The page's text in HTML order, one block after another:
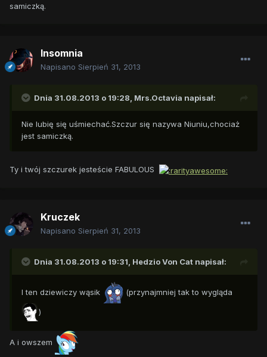
samiczką.
Insomnia
Napisano Sierpień 31, 2013
Dnia 31.08.2013 o 19:28, Mrs.Octavia napisał:
Nie lubię się uśmiechać.Szczur się nazywa Niuniu,chociaż
jest samiczką.
Ty i twój szczurek jesteście FABULOUS
Kruczek
Napisano Sierpień 31, 2013
Dnia 31.08.2013 o 19:31, Hedzio Von Cat napisał:
I ten dziewiczy wąsik (przynajmniej tak to wygląda
)
A i owszem